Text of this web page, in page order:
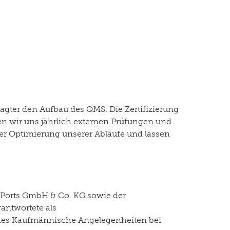
den Aufbau des QMS. Die Zertifizierung
wir uns jährlich externen Prüfungen und
Optimierung unserer Abläufe und lassen
GmbH & Co. KG sowie der
als
Kaufmännische Angelegenheiten bei